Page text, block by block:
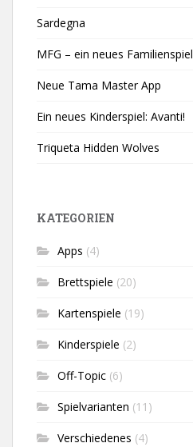
Sardegna
MFG – ein neues Familienspiel
Neue Tama Master App
Ein neues Kinderspiel: Avanti!
Triqueta Hidden Wolves
KATEGORIEN
Apps (4)
Brettspiele (20)
Kartenspiele (19)
Kinderspiele (2)
Off-Topic (6)
Spielvarianten (11)
Verschiedenes (4)